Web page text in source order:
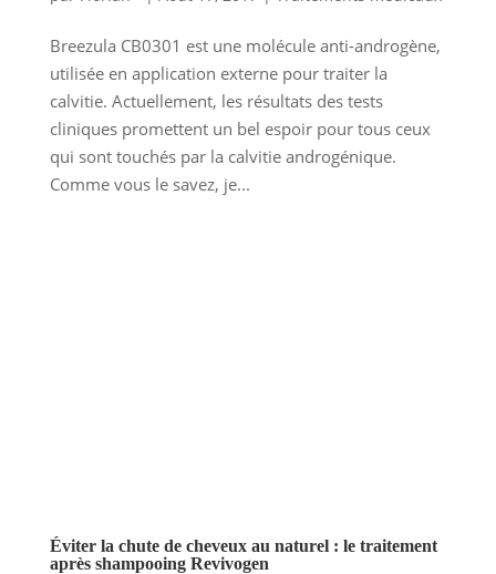
Breezula CB0301 est une molécule anti-androgène,
utilisée en application externe pour traiter la
calvitie. Actuellement, les résultats des tests
cliniques promettent un bel espoir pour tous ceux
qui sont touchés par la calvitie androgénique.
Comme vous le savez, je...
Éviter la chute de cheveux au naturel : le traitement
après shampooing Revivogen